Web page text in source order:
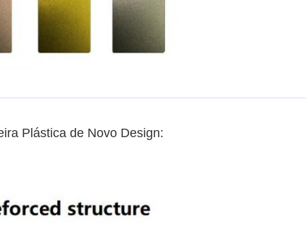
Plástica de Novo Design: